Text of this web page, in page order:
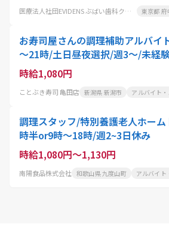
医療法人社団EVIDENS ぶばい歯科クリニック 東京都 府
お寿司屋さんの調理補助アルバイ
～21時/土日昼夜選択/週3～/未経
時給1,080円
ことぶき寿司 亀田店 新潟県 新潟市 アルバイト
調理スタッフ/特別養護老人ホー
時半or9時～18時/週2~3日休み
時給1,080円～1,130円
南陽食品株式会社 和歌山県 九度山町 アルバイト